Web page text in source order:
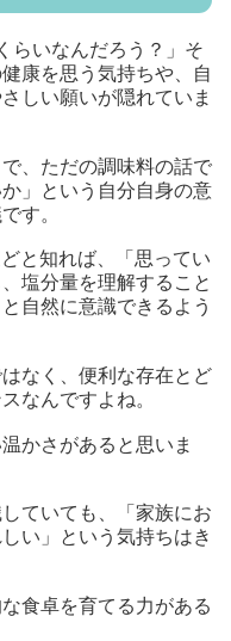
らいなんだろう？」そ
康を思う気持ちや、自
しい願いが隠れていま
、ただの調味料の話で
」という自分自身の意
す。
と知れば、「思ってい
塩分量を理解すること
自然に意識できるよう
なく、便利な存在とど
なんですよね。
かさがあると思いま
ていても、「家族にお
い」という気持ちはき
食卓を育てる力がある